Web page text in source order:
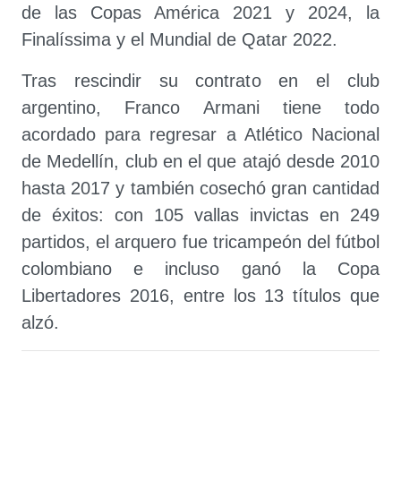
de las Copas América 2021 y 2024, la
Finalíssima y el Mundial de Qatar 2022.
Tras rescindir su contrato en el club
argentino, Franco Armani tiene todo
acordado para regresar a Atlético Nacional
de Medellín, club en el que atajó desde 2010
hasta 2017 y también cosechó gran cantidad
de éxitos: con 105 vallas invictas en 249
partidos, el arquero fue tricampeón del fútbol
colombiano e incluso ganó la Copa
Libertadores 2016, entre los 13 títulos que
alzó.